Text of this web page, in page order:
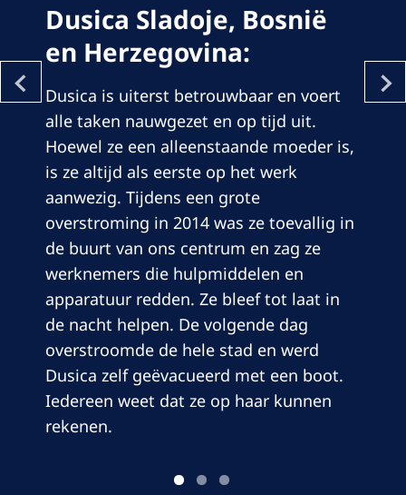
Dusica Sladoje, Bosnië
en Herzegovina:
Dusica is uiterst betrouwbaar en voert
alle taken nauwgezet en op tijd uit.
Hoewel ze een alleenstaande moeder is,
is ze altijd als eerste op het werk
aanwezig. Tijdens een grote
overstroming in 2014 was ze toevallig in
de buurt van ons centrum en zag ze
werknemers die hulpmiddelen en
apparatuur redden. Ze bleef tot laat in
de nacht helpen. De volgende dag
overstroomde de hele stad en werd
Dusica zelf geëvacueerd met een boot.
Iedereen weet dat ze op haar kunnen
rekenen.